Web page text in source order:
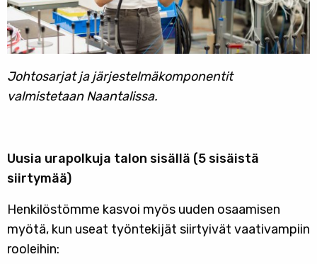
Johtosarjat ja järjestelmäkomponentit
valmistetaan Naantalissa.
Uusia urapolkuja talon sisällä (5 sisäistä
siirtymää)
Henkilöstömme kasvoi myös uuden osaamisen
myötä, kun useat työntekijät siirtyivät vaativampiin
rooleihin: